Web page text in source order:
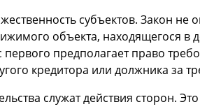
субъектов. Закон
объекта, находящегося в
предполагает право
кредитора или должника за
служат действия сторон.